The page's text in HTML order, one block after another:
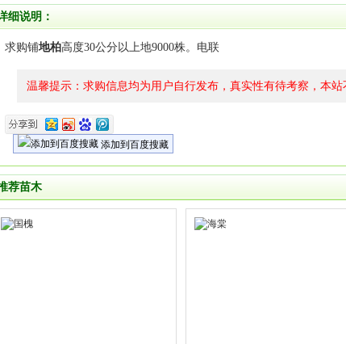
细说明：
求购铺地柏高度30公分以上地9000株。电联
温馨提示：求购信息均为用户自行发布，真实性有待考察，本
添加到百度搜藏
荐苗木